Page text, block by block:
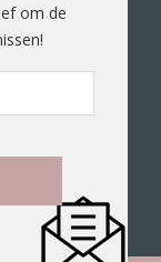
om de